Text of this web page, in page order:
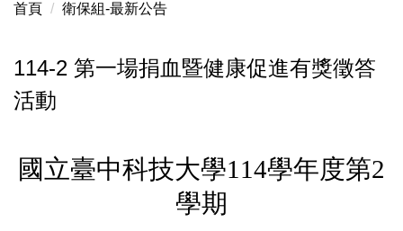
首頁 衛保組-最新公告
114-2 第一場捐血暨健康促進有獎徵答
活動
國立臺中科技大學114學年度第2
學期